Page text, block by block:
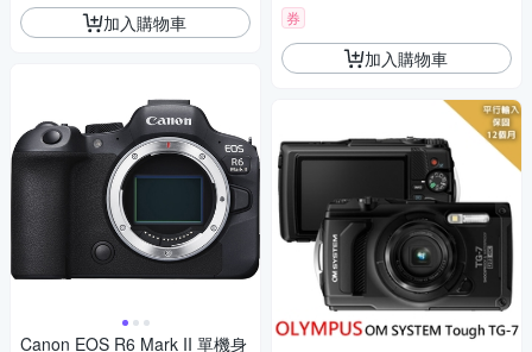
加入購物車
Canon EOS R6 Mark II 單機身
券
加入購物車